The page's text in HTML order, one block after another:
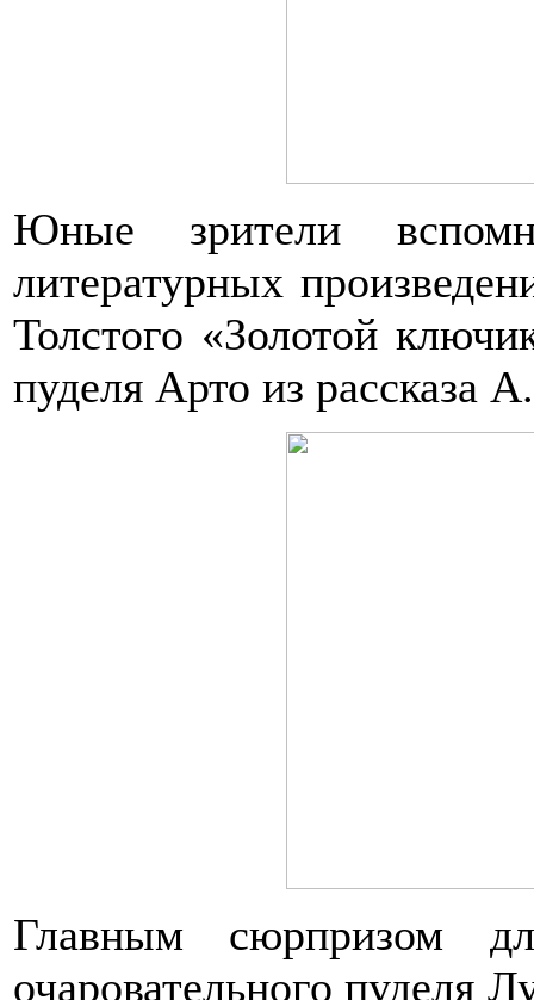
Юные зрители
литературных
Толстого «Золотой
пуделя Арто из рассказа
Главным сюрпризом
очаровательного пуделя